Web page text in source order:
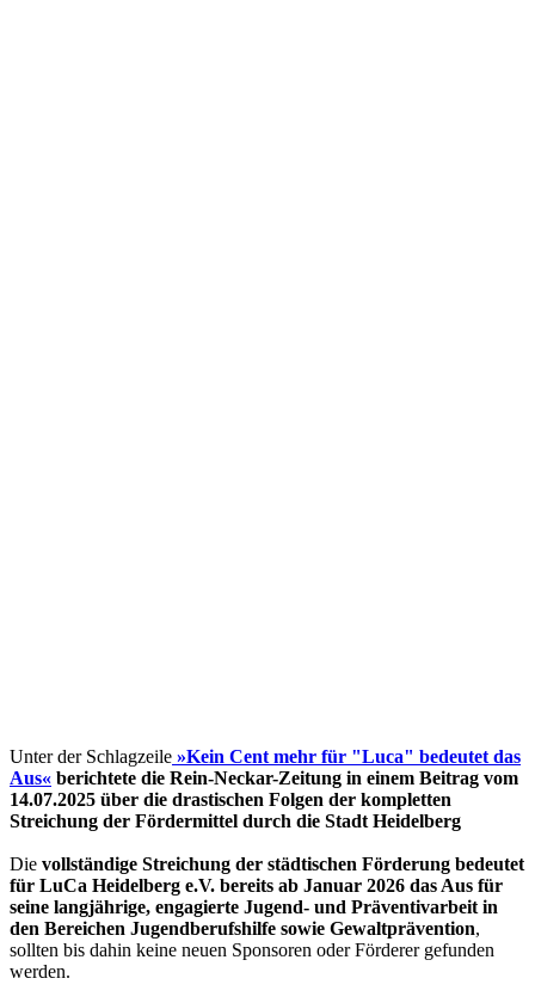
Unter der Schlagzeile »Kein Cent mehr für "Luca" bedeutet das
Aus« berichtete die Rein-Neckar-Zeitung in einem Beitrag vom
14.07.2025 über die drastischen Folgen der kompletten
Streichung der Fördermittel durch die Stadt Heidelberg
Die vollständige Streichung der städtischen Förderung bedeutet
für LuCa Heidelberg e.V. bereits ab Januar 2026 das Aus für
seine langjährige, engagierte Jugend- und Präventivarbeit in
den Bereichen Jugendberufshilfe sowie Gewaltprävention,
sollten bis dahin keine neuen Sponsoren oder Förderer gefunden
werden.